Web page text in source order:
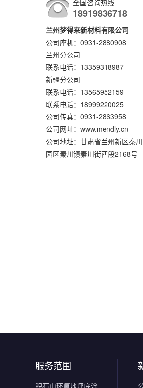
全国咨询热线
18919836718
兰州梦得来新材料有限公司
公司座机：0931-2880908
兰州分公司
联系电话：13359318987
新疆分公司
联系电话：13565952159
联系电话：18999220025
公司传真：0931-2863958
公司网址：www.mendly.cn
公司地址：甘肃省兰州新区秦川
园区秦川镇秦川街西段2168号
服务范围
积石山环氧地坪底涂